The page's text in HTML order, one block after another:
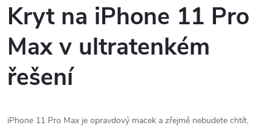
Kryt na iPhone 11 Pro
Max v ultratenkém
řešení
iPhone 11 Pro Max je opravdový macek a zřejmě nebudete chtít,